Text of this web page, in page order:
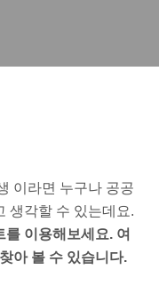
이라면 누구나 공공
생각할 수 있는데요.
이용해보세요. 여
아 볼 수 있습니다.